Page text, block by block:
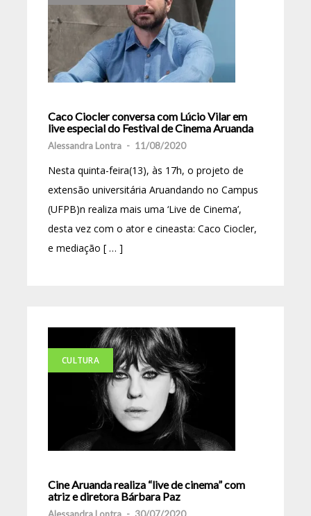
Caco Ciocler conversa com Lúcio Vilar em
live especial do Festival de Cinema Aruanda
Alessandra Lontra - 11/08/2020
Nesta quinta-feira(13), às 17h, o projeto de
extensão universitária Aruandando no Campus
(UFPB)n realiza mais uma ‘Live de Cinema’,
desta vez com o ator e cineasta: Caco Ciocler,
e mediação [ … ]
CULTURA
Cine Aruanda realiza “live de cinema” com
atriz e diretora Bárbara Paz
Alessandra Lontra - 30/07/2020